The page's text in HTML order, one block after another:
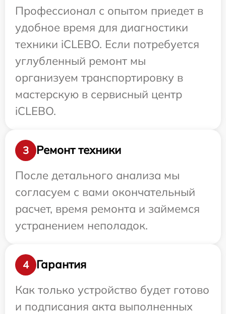
Профессионал с опытом приедет в
удобное время для диагностики
техники iCLEBO. Если потребуется
углубленный ремонт мы
организуем транспортировку в
мастерскую в сервисный центр
iCLEBO.
3
Ремонт техники
После детального анализа мы
согласуем с вами окончательный
расчет, время ремонта и займемся
устранением неполадок.
4
Гарантия
Как только устройство будет готово
и подписания акта выполненных